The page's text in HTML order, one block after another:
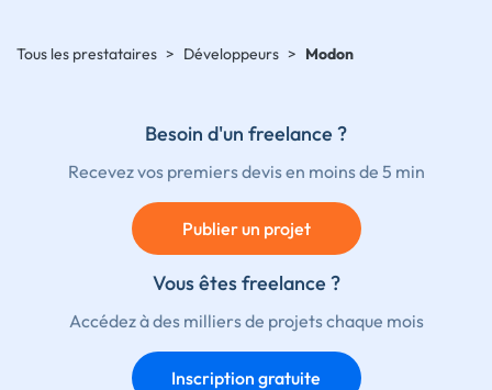
Tous les prestataires > Développeurs > Modon
Besoin d'un freelance ?
Recevez vos premiers devis en moins de 5 min
Publier un projet
Vous êtes freelance ?
Accédez à des milliers de projets chaque mois
Inscription gratuite